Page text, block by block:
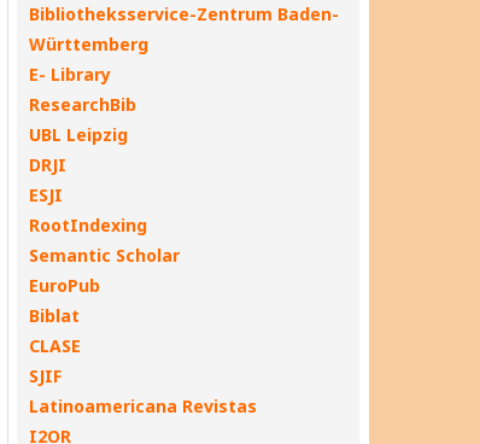
Bibliotheksservice-Zentrum Baden-
Württemberg
E- Library
ResearchBib
UBL Leipzig
DRJI
ESJI
RootIndexing
Semantic Scholar
EuroPub
Biblat
CLASE
SJIF
Latinoamericana Revistas
I2OR